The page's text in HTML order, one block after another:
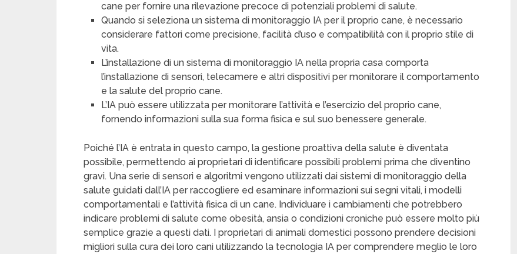
cane per fornire una rilevazione precoce di potenziali problemi di salute.
Quando si seleziona un sistema di monitoraggio IA per il proprio cane, è necessario
considerare fattori come precisione, facilità d’uso e compatibilità con il proprio stile di
vita.
L’installazione di un sistema di monitoraggio IA nella propria casa comporta
l’installazione di sensori, telecamere e altri dispositivi per monitorare il comportamento
e la salute del proprio cane.
L’IA può essere utilizzata per monitorare l’attività e l’esercizio del proprio cane,
fornendo informazioni sulla sua forma fisica e sul suo benessere generale.
Poiché l’IA è entrata in questo campo, la gestione proattiva della salute è diventata
possibile, permettendo ai proprietari di identificare possibili problemi prima che diventino
gravi. Una serie di sensori e algoritmi vengono utilizzati dai sistemi di monitoraggio della
salute guidati dall’IA per raccogliere ed esaminare informazioni sui segni vitali, i modelli
comportamentali e l’attività fisica di un cane. Individuare i cambiamenti che potrebbero
indicare problemi di salute come obesità, ansia o condizioni croniche può essere molto più
semplice grazie a questi dati. I proprietari di animali domestici possono prendere decisioni
migliori sulla cura dei loro cani utilizzando la tecnologia IA per comprendere meglio le loro